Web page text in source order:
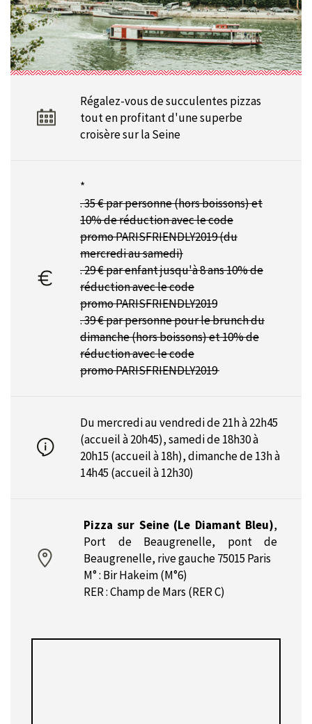
Régalez-vous de succulentes pizzas
tout en profitant d'une superbe
croisère sur la Seine
*
. 35 € par personne (hors boissons) et
10% de réduction avec le code
promoPARISFRIENDLY2019 (du
mercredi au samedi)
. 29 € par enfant jusqu'à 8 ans10% de
réduction avec le code
promoPARISFRIENDLY2019
. 39 € par personne pour le brunch du
dimanche (hors boissons) et10% de
réduction avec le code
promo PARISFRIENDLY2019
Du mercredi au vendredi de 21h à 22h45
(accueil à 20h45), samedi de 18h30 à
20h15 (accueil à 18h), dimanche de 13h à
14h45 (accueil à 12h30)
Pizza sur Seine (Le Diamant Bleu),
Port de Beaugrenelle, pont de
Beaugrenelle, rive gauche 75015 Paris
M° : Bir Hakeim (M°6)
RER : Champ de Mars (RER C)